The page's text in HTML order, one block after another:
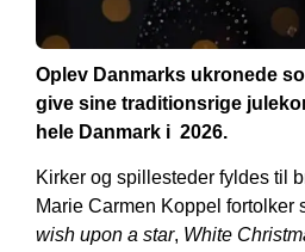
Oplev Danmarks ukronede
give sine traditionsrige
hele Danmark i 2026.
Kirker og spillesteder fyldes til
Marie Carmen Koppel
wish upon a star, White